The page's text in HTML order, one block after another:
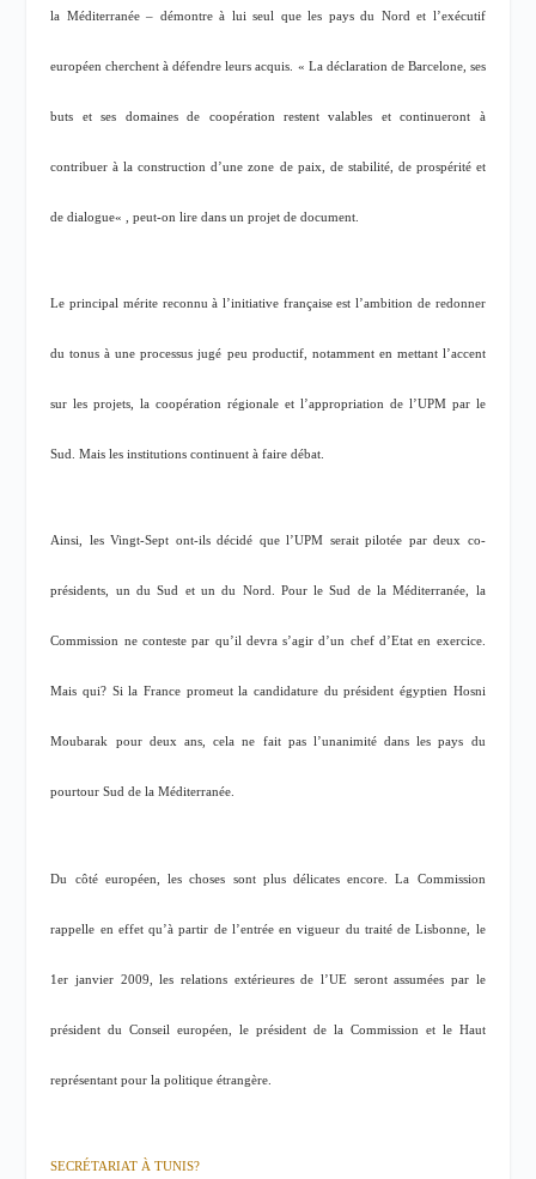
la Méditerranée – démontre à lui seul que les pays du Nord et l’exécutif
européen cherchent à défendre leurs acquis. « La déclaration de Barcelone, ses
buts et ses domaines de coopération restent valables et continueront à
contribuer à la construction d’une zone de paix, de stabilité, de prospérité et
de dialogue« , peut-on lire dans un projet de document.
Le principal mérite reconnu à l’initiative française est l’ambition de redonner
du tonus à une processus jugé peu productif, notamment en mettant l’accent
sur les projets, la coopération régionale et l’appropriation de l’UPM par le
Sud. Mais les institutions continuent à faire débat
Ainsi, les Vingt-Sept ont-ils décidé que l’UPM serait pilotée par deux co-
présidents, un du Sud et un du Nord. Pour le Sud de la Méditerranée, la
Commission ne conteste par qu’il devra s’agir d’un chef d’Etat en exercice.
Mais qui? Si la France promeut la candidature du président égyptien Hosni
Moubarak pour deux ans, cela ne fait pas l’unanimité dans les pays du
pourtour Sud de la Méditerranée.
Du côté européen, les choses sont plus délicates encore. La Commission
rappelle en effet qu’à partir de l’entrée en vigueur du traité de Lisbonne, le
1er janvier 2009, les relations extérieures de l’UE seront assumées par le
président du Conseil européen, le président de la Commission et le Haut
représentant pour la politique étrangère.
SECRÉTARIAT À TUNIS?